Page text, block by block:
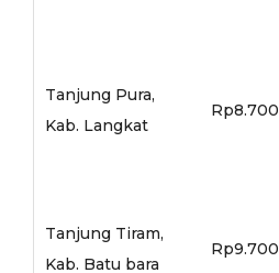
Tanjung Pura,
Kab. Langkat
Rp8.700
Tanjung Tiram,
Kab. Batu bara
Rp9.700